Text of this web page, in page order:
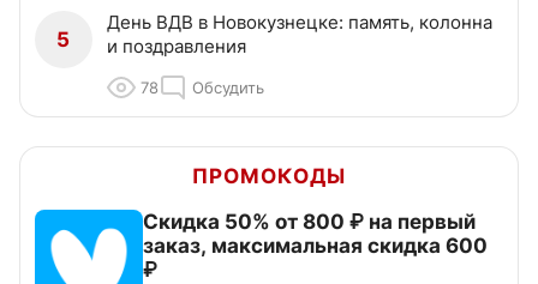
5
День ВДВ в Новокузнецке: память, колонна
и поздравления
78 Обсудить
ПРОМОКОДЫ
Скидка 50% от 800 ₽ на первый
заказ, максимальная скидка 600
₽